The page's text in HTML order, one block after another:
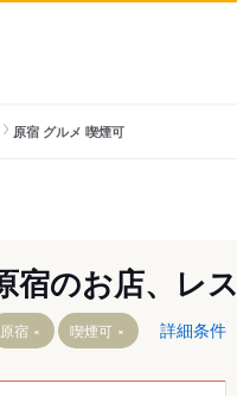
原宿 グルメ 喫煙可
宿のお店、レ
原宿 喫煙可 詳細条件